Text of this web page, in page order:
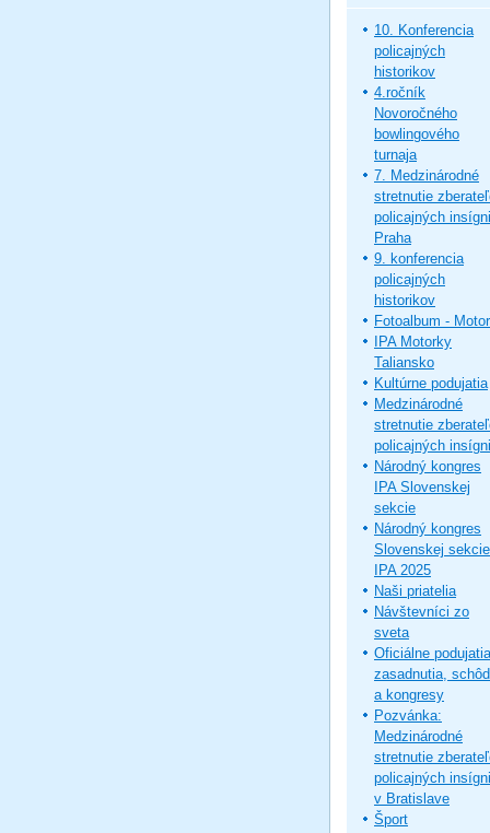
10. Konferencia
policajných
historikov
4.ročník
Novoročného
bowlingového
turnaja
7. Medzinárodné
stretnutie
policajných
Praha
9. konferencia
policajných
historikov
Fotoalbum -
IPA Motorky
Taliansko
Kultúrne podujatia
Medzinárodné
stretnutie
policajných
Národný kongres
IPA Slovenskej
sekcie
Národný kongres
Slovenskej sekcie
IPA 2025
Naši priatelia
Návštevníci zo
sveta
Oficiálne
zasadnutia,
a kongresy
Pozvánka:
Medzinárodné
stretnutie
policajných
v Bratislave
Šport